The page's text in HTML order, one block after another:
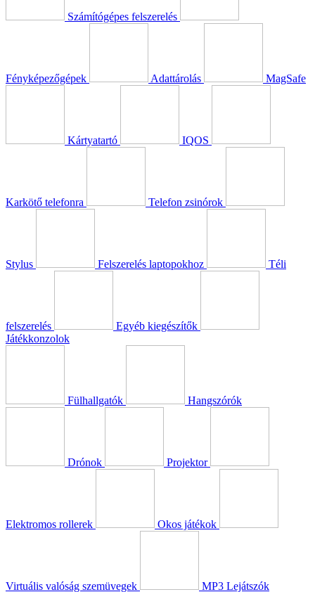
Számítógépes felszerelés
Fényképezőgépek Adattárolás MagSafe
Kártyatartó IQOS
Karkötő telefonra Telefon zsinórok
Stylus Felszerelés laptopokhoz Téli
felszerelés
Egyéb kiegészítők
Játékkonzolok
Fülhallgatók Hangszórók
Drónok Projektor
Elektromos rollerek Okos játékok
Virtuális valóság szemüvegek MP3 Lejátszók